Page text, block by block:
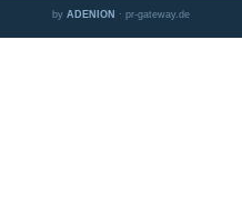
by ADENION · pr-gateway.de